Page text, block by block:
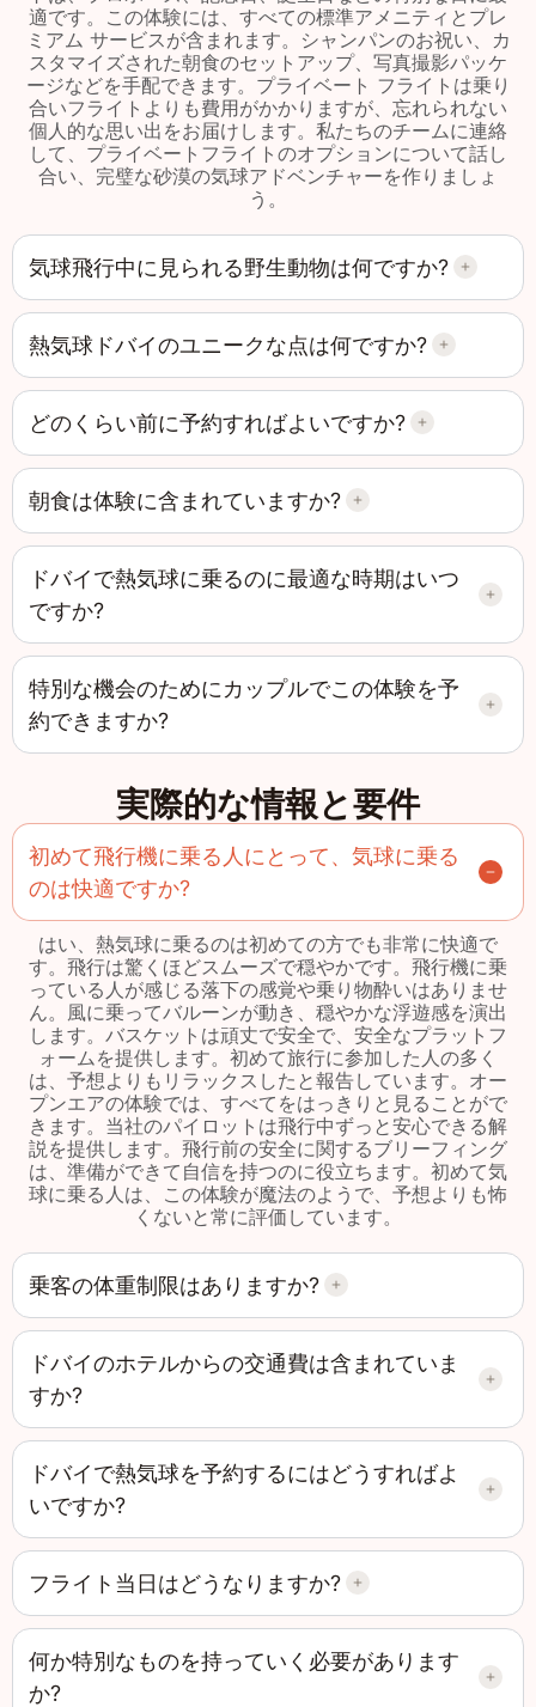
適です。この体験には、すべての標準アメニティとプレ
ミアム サービスが含まれます。シャンパンのお祝い、カ
スタマイズされた朝食のセットアップ、写真撮影パッケ
ージなどを手配できます。プライベート フライトは乗り
合いフライトよりも費用がかかりますが、忘れられない
個人的な思い出をお届けします。私たちのチームに連絡
して、プライベートフライトのオプションについて話し
合い、完璧な砂漠の気球アドベンチャーを作りましょ
う。
気球飛行中に見られる野生動物は何ですか?
熱気球ドバイのユニークな点は何ですか?
どのくらい前に予約すればよいですか?
朝食は体験に含まれていますか?
ドバイで熱気球に乗るのに最適な時期はいつ
ですか?
特別な機会のためにカップルでこの体験を予
約できますか?
実際的な情報と要件
初めて飛行機に乗る人にとって、気球に乗る
のは快適ですか?
はい、熱気球に乗るのは初めての方でも非常に快適で
す。飛行は驚くほどスムーズで穏やかです。飛行機に乗
っている人が感じる落下の感覚や乗り物酔いはありませ
ん。風に乗ってバルーンが動き、穏やかな浮遊感を演出
します。バスケットは頑丈で安全で、安全なプラットフ
ォームを提供します。初めて旅行に参加した人の多く
は、予想よりもリラックスしたと報告しています。オー
プンエアの体験では、すべてをはっきりと見ることがで
きます。当社のパイロットは飛行中ずっと安心できる解
説を提供します。飛行前の安全に関するブリーフィング
は、準備ができて自信を持つのに役立ちます。初めて気
球に乗る人は、この体験が魔法のようで、予想よりも怖
くないと常に評価しています。
乗客の体重制限はありますか?
ドバイのホテルからの交通費は含まれていま
すか?
ドバイで熱気球を予約するにはどうすればよ
いですか?
フライト当日はどうなりますか?
何か特別なものを持っていく必要があります
か?